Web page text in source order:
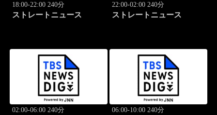
18:00-22:00 240分
ストレートニュース
22:00-02:00 240分
ストレートニュース
02:00-06:00 240分 06:00-10:00 240分